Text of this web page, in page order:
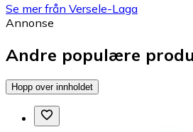
Se mer från Versele-Laga
Annonse
Andre populære
Hopp over innholdet